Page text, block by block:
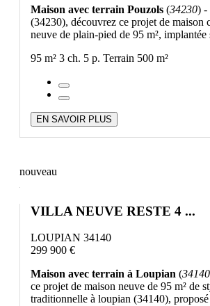
Maison avec terrain Pouzols (34230) -
(34230), découvrez ce projet de maison
neuve de plain-pied de 95 m², implantée
95 m² 3 ch. 5 p. Terrain 500 m²
EN SAVOIR PLUS
nouveau
VILLA NEUVE RESTE 4 ...
LOUPIAN 34140
299 900 €
Maison avec terrain à Loupian (34140
ce projet de maison neuve de 95 m² de
traditionnelle à loupian (34140), proposé